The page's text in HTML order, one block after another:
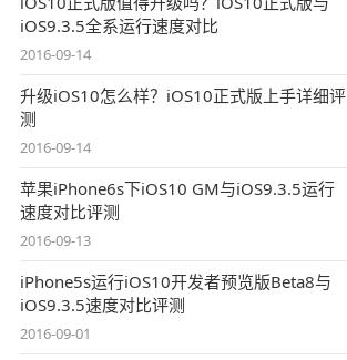
iOS9.3.5全系运行速度对比
2016-09-14
升级iOS10怎么样？iOS10正式版上手详细评
测
2016-09-14
苹果iPhone6s下iOS10 GM与iOS9.3.5运行
速度对比评测
2016-09-13
iPhone5s运行iOS10开发者预览版Beta8与
iOS9.3.5速度对比评测
2016-09-01